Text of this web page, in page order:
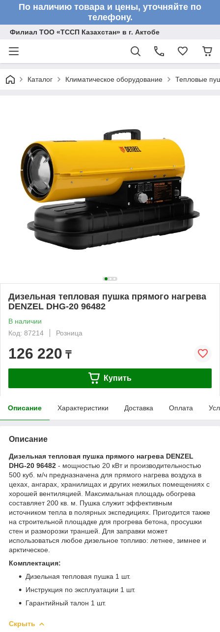
По наличию товара и цены, уточняйте по
телефону.
Филиал ТОО «ТССП Казахстан» в г. Актобе
Каталог Климатическое оборудование Тепловые
Дизельная тепловая пушка прямого нагрева
DENZEL DHG-20 96482
В наличии
Код: 87214
Розница
126 220 ₸
Купить
Описание Характеристики Доставка Оплата
Описание
Дизельная тепловая пушка прямого нагрева DENZEL
DHG-20 96482 - мощностью 20 кВт и производительностью
500 куб. м/ч предназначена для прямого нагрева воздуха в
цехах, ангарах, хранилищах и других нежилых помещениях с
хорошей вентиляцией. Максимальная площадь обогрева
составляет 200 кв. м. Пушка служит эффективным
источником тепла в полярных экспедициях. Пригодится также
на строительной площадке для прогрева бетона, просушки
стен и разморозки траншей. Для заправки может
использоваться любое дизельное топливо: летнее, зимнее и
арктическое.
Комплектация:
Дизельная тепловая пушка 1 шт.
Инструкция по эксплуатации 1 шт.
Гарантийный талон 1 шт.
Скрыть